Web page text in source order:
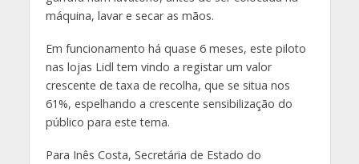
máquina, lavar e secar as mãos.
Em funcionamento há quase 6 meses, este piloto
nas lojas Lidl tem vindo a registar um valor
crescente de taxa de recolha, que se situa nos
61%, espelhando a crescente sensibilização do
público para este tema.
Para Inês Costa, Secretária de Estado do